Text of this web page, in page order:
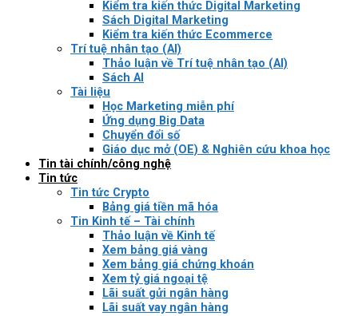
Kiểm tra kiến thức Digital Marketing
Sách Digital Marketing
Kiểm tra kiến thức Ecommerce
Trí tuệ nhân tạo (AI)
Thảo luận về Trí tuệ nhân tạo (AI)
Sách AI
Tài liệu
Học Marketing miễn phí
Ứng dụng Big Data
Chuyển đổi số
Giáo dục mở (OE) & Nghiên cứu khoa học
Tin tài chính/công nghệ
Tin tức
Tin tức Crypto
Bảng giá tiền mã hóa
Tin Kinh tế – Tài chính
Thảo luận về Kinh tế
Xem bảng giá vàng
Xem bảng giá chứng khoán
Xem tỷ giá ngoại tệ
Lãi suất gửi ngân hàng
Lãi suất vay ngân hàng